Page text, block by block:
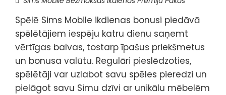
Spēlē Sims Mobile ikdienas bonusi piedāvā
spēlētājiem iespēju katru dienu saņemt
vērtīgas balvas, tostarp īpašus priekšmetus
un bonusa valūtu. Regulāri pieslēdzoties,
spēlētāji var uzlabot savu spēles pieredzi un
pielāgot savu Simu dzīvi ar unikālu mēbelēm